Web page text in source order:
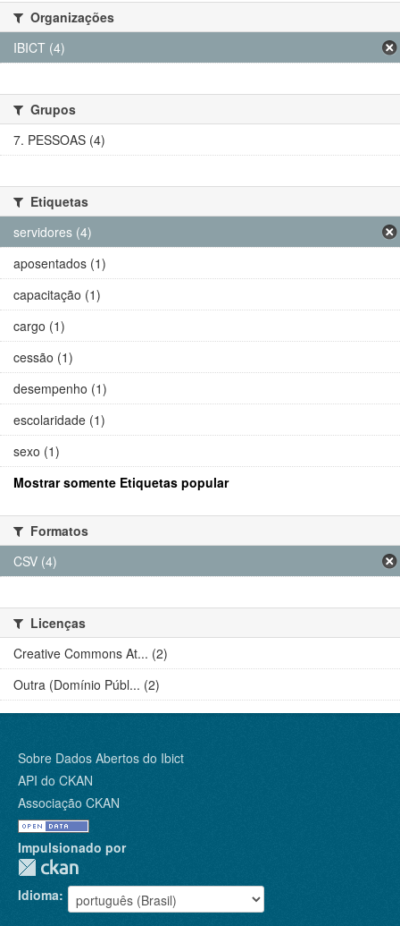
Organizações
IBICT (4)
Grupos
7. PESSOAS (4)
Etiquetas
servidores (4)
aposentados (1)
capacitação (1)
cargo (1)
cessão (1)
desempenho (1)
escolaridade (1)
sexo (1)
Mostrar somente Etiquetas popular
Formatos
CSV (4)
Licenças
Creative Commons At... (2)
Outra (Domínio Públ... (2)
Sobre Dados Abertos do Ibict
API do CKAN
Associação CKAN
Impulsionado por
Idioma